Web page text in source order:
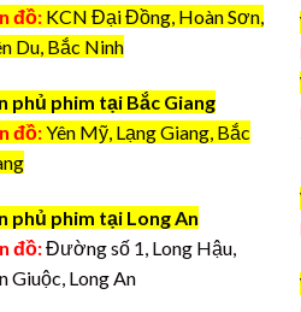
đồ: KCN Đại Đồng, Hoàn Sơn,
Du, Bắc Ninh
phủ phim tại Bắc Giang
đồ:Yên Mỹ, Lạng Giang, Bắc
phủ phim tại Long An
đồ:Đường số 1, Long Hậu,
Giuộc, Long An